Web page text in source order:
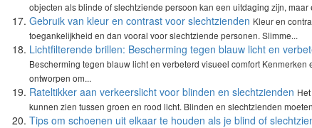
objecten als blinde of slechtziende persoon kan een uitdaging zijn,
Gebruik van kleur en contrast voor slechtzienden Kleur en
toegankelijkheid en dan vooral voor slechtziende personen. Slimme...
Lichtfilterende brillen: Bescherming tegen blauw licht en
Bescherming tegen blauw licht en verbeterd visueel comfort
ontworpen om...
Rateltikker aan verkeerslicht voor blinden en slechtzienden
kunnen zien tussen groen en rood licht. Blinden en slechtzienden
Tips om schoenen uit elkaar te houden als je blind of